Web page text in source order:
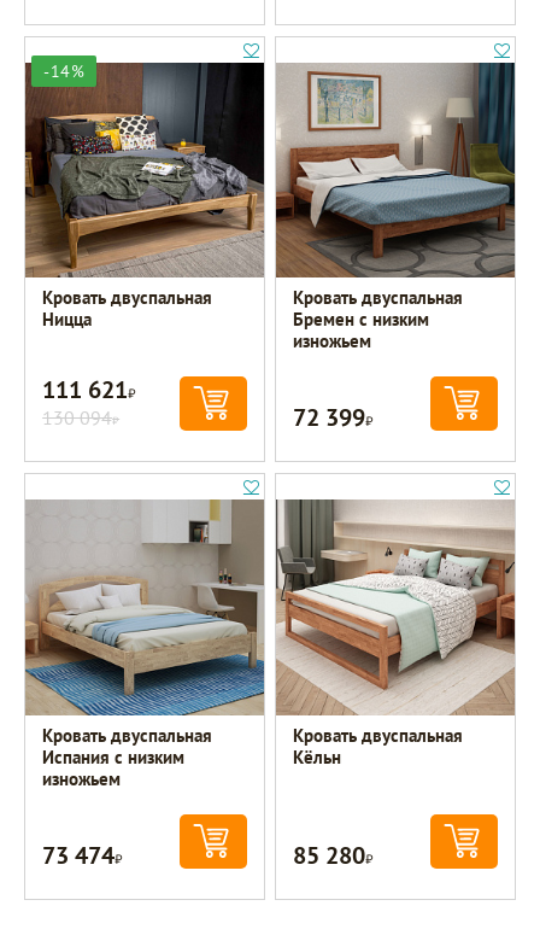
-14%
Кровать двуспальная
Ницца
111 621Р
130 094Р
Кровать двуспальная
Бремен с низким
изножьем
72 399Р
Кровать двуспальная
Испания с низким
изножьем
73 474Р
Кровать двуспальная
Кёльн
85 280Р